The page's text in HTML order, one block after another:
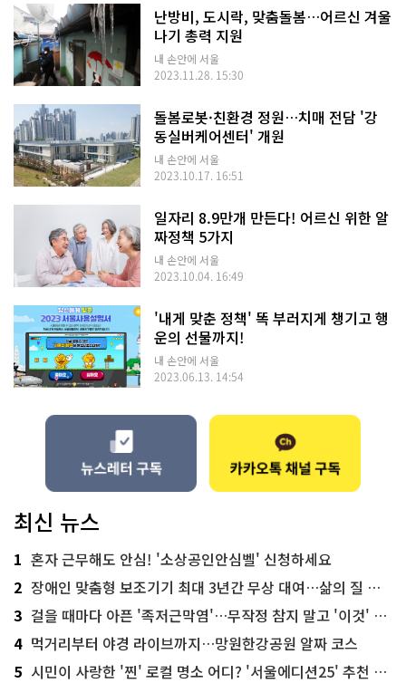
난방비, 도시락, 맞춤돌봄…어르신 겨울
나기 총력 지원
내 손안에 서울
2023.11.28. 15:30
돌봄로봇·친환경 정원…치매 전담 '강
동실버케어센터' 개원
내 손안에 서울
2023.10.17. 16:51
일자리 8.9만개 만든다! 어르신 위한 알
짜정책 5가지
내 손안에 서울
2023.10.04. 16:49
'내게 맞춘 정책' 똑 부러지게 챙기고 행
운의 선물까지!
내 손안에 서울
2023.06.13. 14:54
최신 뉴스
1 혼자 근무해도 안심! '소상공인안심벨' 신청하세요
2 장애인 맞춤형 보조기기 최대 3년간 무상 대여…삶의 질 높인다
3 걸을 때마다 아픈 '족저근막염'…무작정 참지 말고 '이것' 해보세요!
4 먹거리부터 야경 라이브까지…망원한강공원 알짜 코스
5 시민이 사랑한 '찐' 로컬 명소 어디? '서울에디션25' 추천 코스